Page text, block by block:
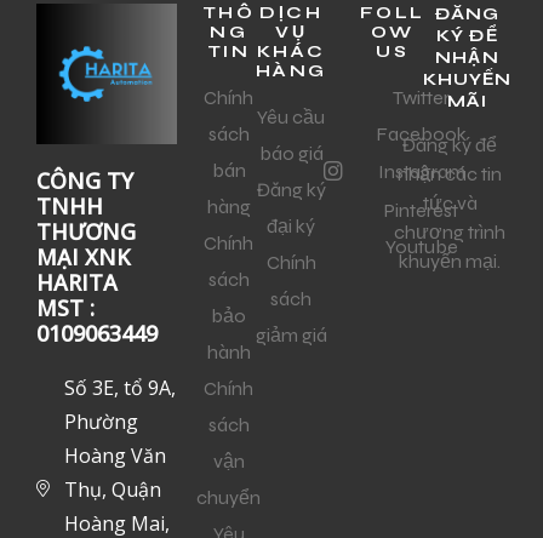
CÔNG TY
TNHH
THƯƠNG
MẠI XNK
HARITA
MST :
0109063449
Số 3E, tổ 9A,
Phường
Hoàng Văn
Thụ, Quận
Hoàng Mai,
THÔ
NG
TIN
Chính
sách
bán
hàng
Chính
sách
bảo
hành
Chính
sách
vận
chuyển
DỊCH
VỤ
KHÁC
HÀNG
Yêu cầu
báo giá
Đăng ký
đại ký
Chính
sách
giảm giá
FOLL
OW
US
Twitter
Facebook
Instagram
Pinterest
Youtube
ĐĂNG
KÝ ĐỂ
NHẬN
KHUYẾN
MÃI
Đăng ký để
nhận các tin
tức và
chương trình
khuyến mại.